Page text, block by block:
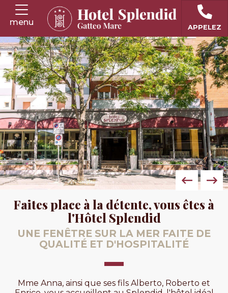
menu
APPELEZ
Faites place à la détente, vous êtes à
l'Hôtel Splendid
UNE FENÊTRE SUR LA MER FAITE DE
QUALITÉ ET D'HOSPITALITÉ
Mme Anna, ainsi que ses fils Alberto, Roberto et